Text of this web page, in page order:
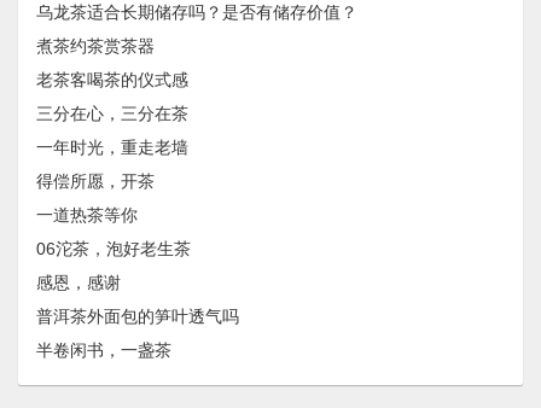
乌龙茶适合长期储存吗？是否有储存价值？
煮茶约茶赏茶器
老茶客喝茶的仪式感
三分在心，三分在茶
一年时光，重走老墙
得偿所愿，开茶
一道热茶等你
06沱茶，泡好老生茶
感恩，感谢
普洱茶外面包的笋叶透气吗
半卷闲书，一盏茶